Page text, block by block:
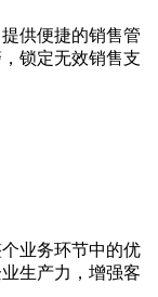
供便捷的销售管
锁定无效销售支
业务环节中的优
生产力，增强客